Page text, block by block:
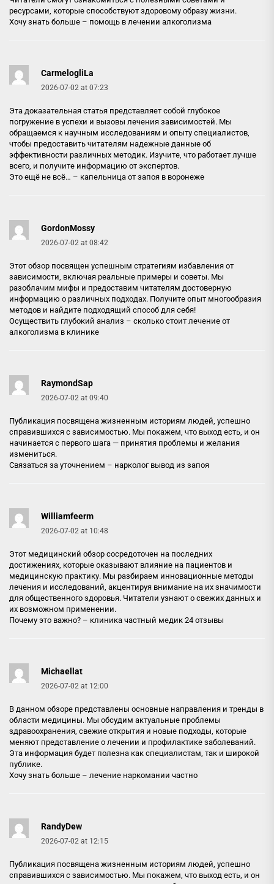
ресурсами, которые способствуют здоровому образу жизни.
Хочу знать больше – помощь в лечении алкоголизма
CarmelogliLa
2026-07-02 at 07:23
Эта доказательная статья представляет собой глубокое
погружение в успехи и вызовы лечения зависимостей. Мы
обращаемся к научным исследованиям и опыту специалистов,
чтобы предоставить читателям надежные данные об
эффективности различных методик. Изучите, что работает лучше
всего, и получите информацию от экспертов.
Это ещё не всё… – капельница от запоя в воронеже
GordonMossy
2026-07-02 at 08:42
Этот обзор посвящен успешным стратегиям избавления от
зависимости, включая реальные примеры и советы. Мы
разоблачим мифы и предоставим читателям достоверную
информацию о различных подходах. Получите опыт многообразия
методов и найдите подходящий способ для себя!
Осуществить глубокий анализ – сколько стоит лечение от
алкоголизма в клинике
RaymondSap
2026-07-02 at 09:40
Публикация посвящена жизненным историям людей, успешно
справившихся с зависимостью. Мы покажем, что выход есть, и он
начинается с первого шага — принятия проблемы и желания
измениться.
Связаться за уточнением – нарколог вывод из запоя
Williamfeerm
2026-07-02 at 10:48
Этот медицинский обзор сосредоточен на последних
достижениях, которые оказывают влияние на пациентов и
медицинскую практику. Мы разбираем инновационные методы
лечения и исследований, акцентируя внимание на их значимости
для общественного здоровья. Читатели узнают о свежих данных и
их возможном применении.
Почему это важно? – клиника частный медик 24 отзывы
Michaellat
2026-07-02 at 12:00
В данном обзоре представлены основные направления и тренды в
области медицины. Мы обсудим актуальные проблемы
здравоохранения, свежие открытия и новые подходы, которые
меняют представление о лечении и профилактике заболеваний.
Эта информация будет полезна как специалистам, так и широкой
публике.
Хочу знать больше – лечение наркомании частно
RandyDew
2026-07-02 at 12:15
Публикация посвящена жизненным историям людей, успешно
справившихся с зависимостью. Мы покажем, что выход есть, и он